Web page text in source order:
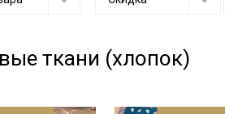
ткани (хлопок)